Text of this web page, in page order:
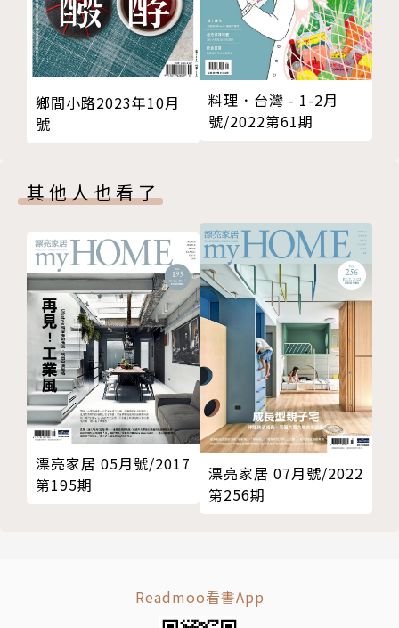
鄉間小路2023年10月
號
料理．台灣 - 1-2月
號/2022第61期
其他人也看了
漂亮家居 05月號/2017
第195期
漂亮家居 07月號/2022
第256期
Readmoo看書App